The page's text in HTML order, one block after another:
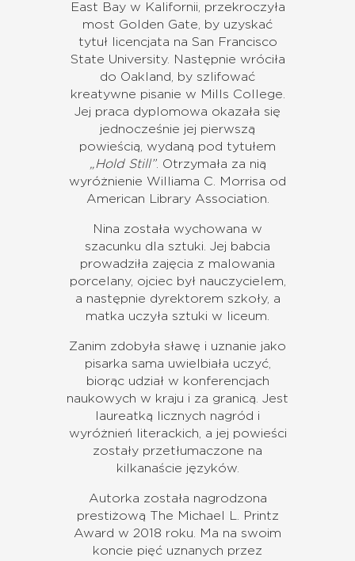
East Bay w Kalifornii, przekroczyła
most Golden Gate, by uzyskać
tytuł licencjata na San Francisco
State University. Następnie wróciła
do Oakland, by szlifować
kreatywne pisanie w Mills College.
Jej praca dyplomowa okazała się
jednocześnie jej pierwszą
powieścią, wydaną pod tytułem
„Hold Still”. Otrzymała za nią
wyróżnienie Williama C. Morrisa od
American Library Association.
Nina została wychowana w
szacunku dla sztuki. Jej babcia
prowadziła zajęcia z malowania
porcelany, ojciec był nauczycielem,
a następnie dyrektorem szkoły, a
matka uczyła sztuki w liceum.
Zanim zdobyła sławę i uznanie jako
pisarka sama uwielbiała uczyć,
biorąc udział w konferencjach
naukowych w kraju i za granicą. Jest
laureatką licznych nagród i
wyróżnień literackich, a jej powieści
zostały przetłumaczone na
kilkanaście języków.
Autorka została nagrodzona
prestiżową The Michael L. Printz
Award w 2018 roku. Ma na swoim
koncie pięć uznanych przez